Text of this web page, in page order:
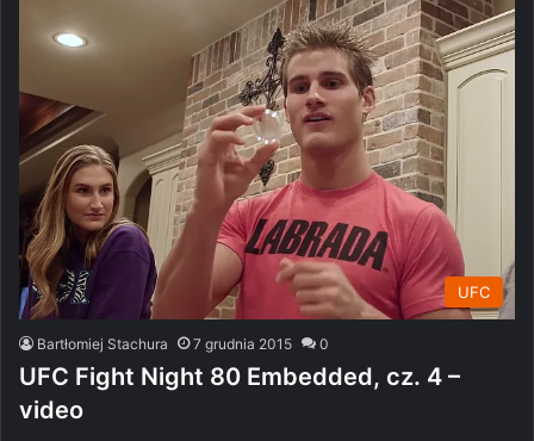
UFC
Bartłomiej Stachura 7 grudnia 2015 0
UFC Fight Night 80 Embedded, cz. 4 –
video